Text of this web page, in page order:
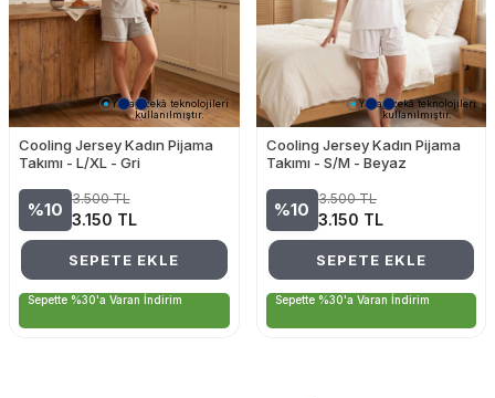
Yapay zekâ teknolojileri
kullanılmıştır.
Cooling Jersey Kadın Pijama
Takımı - L/XL - Gri
%10
3.500TL
3.150 TL
SEPETE EKLE
Sepette %30'a Varan İndirim
Yapay zekâ teknolojileri
kullanılmıştır.
Cooling Jersey Kadın Pijama
Takımı - S/M - Beyaz
%10
3.500TL
3.150 TL
SEPETE EKLE
Sepette %30'a Varan İndirim